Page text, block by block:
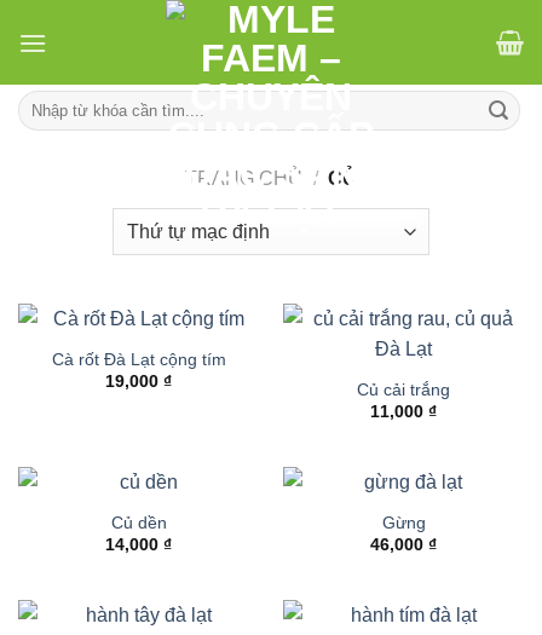
Tìm
kiếm:
TRANG CHỦ / CỦ
Cà rốt Đà Lạt cộng tím
19,000 ₫
Củ cải trắng
11,000 ₫
Củ dền
14,000 ₫
Gừng
46,000 ₫